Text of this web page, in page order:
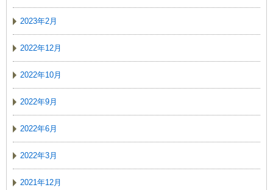
2023年2月
2022年12月
2022年10月
2022年9月
2022年6月
2022年3月
2021年12月